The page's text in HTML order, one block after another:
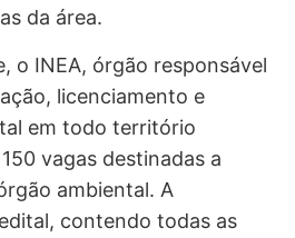
da área.
o INEA, órgão responsável
licenciamento e
em todo território
vagas destinadas a
ambiental. A
contendo todas as